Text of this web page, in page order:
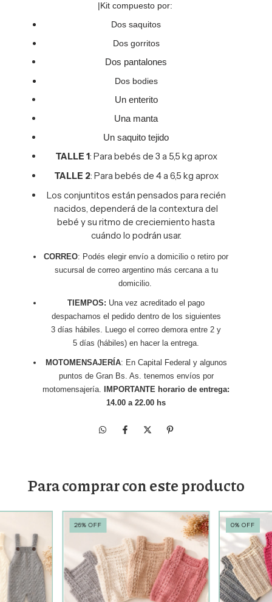
|Kit compuesto por:
Dos saquitos
Dos gorritos
Dos pantalones
Dos bodies
Un enterito
Una manta
Un saquito tejido
TALLE 1: Para bebés de 3 a 5,5 kg aprox
TALLE 2: Para bebés de 4 a 6,5 kg aprox
Los conjuntitos están pensados para recién
nacidos, dependerá de la contextura del
bebé y su ritmo de creciemiento hasta
cuándo lo podrán usar.
CORREO: Podés elegir envío a domicilio o retiro por
sucursal de correo argentino más cercana a tu
domicilio.
TIEMPOS: Una vez acreditado el pago
despachamos el pedido dentro de los siguientes
3 días hábiles. Luego el correo demora entre 2 y
5 días (hábiles) en hacer la entrega.
MOTOMENSAJERÍA: En Capital Federal y algunos
puntos de Gran Bs. As. tenemos envíos por
motomensajería.
IMPORTANTE horario de entrega:
14.00 a 22.00 hs
Para comprar con este producto
26%OFF 0%OFF